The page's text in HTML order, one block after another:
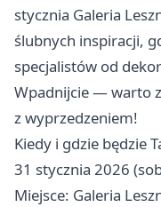
stycznia Galeria
ślubnych inspiracji,
specjalistów od
Wpadnijcie — warto
z wyprzedzeniem!
Kiedy i gdzie będzie
31 stycznia 2026
Miejsce: Galeria